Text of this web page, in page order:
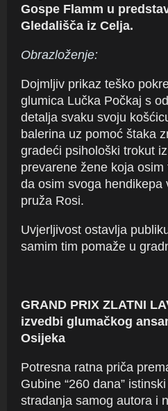
Gospe Flamm u
Gledališča iz Celja.
Obrazloženje:
Dojmljiv prikaz teško
glumica Lučka Počkaj s
detalja svaku svoju
balerina uz pomoć štaka
gradeći psihološki trokut
prevarene žene koja
da osim svoga
pruža Rosi.
Uvjerljivost ostavlja
samim tim pomaže u
GRAND PRIX ZLATNI
izvedbi glumačkog
Osijeka
Potresna ratna priča
Gubine “260 dana”
stradanja samog autora i